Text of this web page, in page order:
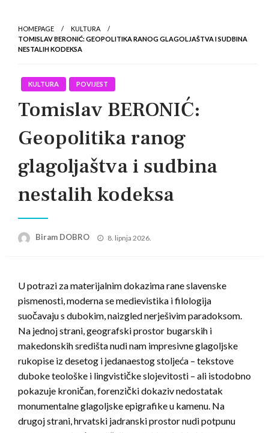
HOMEPAGE
KULTURA
TOMISLAV BERONIĆ: GEOPOLITIKA RANOG GLAGOLJAŠTVA I SUDBINA
NESTALIH KODEKSA
KULTURA POVIJEST
Tomislav BERONIĆ:
Geopolitika ranog
glagoljaštva i sudbina
nestalih kodeksa
Biram DOBRO
Posted
8. lipnja 2026.
U potrazi za materijalnim dokazima rane slavenske
pismenosti, moderna se medievistika i filologija
suočavaju s dubokim, naizgled nerješivim paradoksom.
Na jednoj strani, geografski prostor bugarskih i
makedonskih središta nudi nam impresivne glagoljske
rukopise iz desetog i jedanaestog stoljeća – tekstove
duboke teološke i lingvističke slojevitosti – ali istodobno
pokazuje kroničan, forenzički dokaziv nedostatak
monumentalne glagoljske epigrafike u kamenu. Na
drugoj strani, hrvatski jadranski prostor nudi potpunu